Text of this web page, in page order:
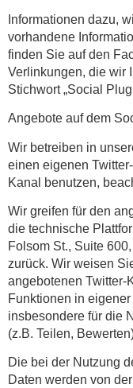
Informationen dazu,
vorhandene
finden Sie auf den
Verlinkungen, die wir
Stichwort „Social
Angebote auf dem
Wir betreiben in
einen eigenen
Kanal benutzen,
Wir greifen für den
die technische
Folsom St., Suite
zurück. Wir weisen
angebotenen Twitter-
Funktionen in
insbesondere für die
(z.B. Teilen,
Die bei der Nutzung
Daten werden von